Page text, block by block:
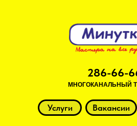
286-66-
МНОГОКАНАЛЬНЫЙ
Услуги Вакансии